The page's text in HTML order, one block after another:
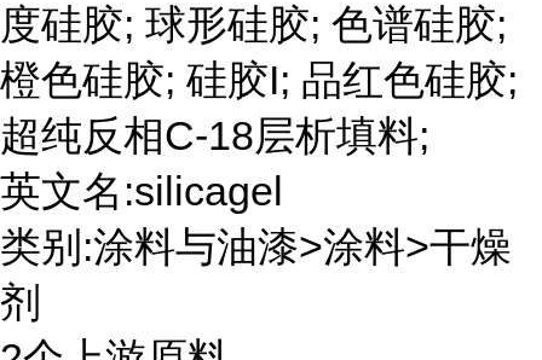
度硅胶; 球形硅胶; 色谱硅胶;
橙色硅胶; 硅胶I; 品红色硅胶;
超纯反相C-18层析填料;
英文名:silicagel
类别:涂料与油漆>涂料>干燥
剂